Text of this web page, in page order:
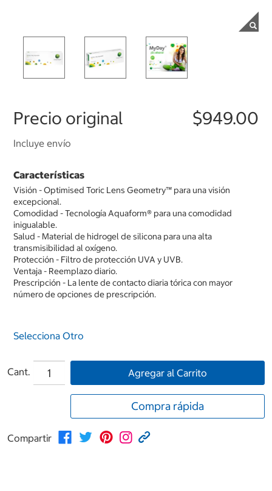
Precio original $949.00
Incluye envío
Características
Visión - Optimised Toric Lens Geometry™ para una visión
excepcional.
Comodidad - Tecnología Aquaform® para una comodidad
inigualable.
Salud - Material de hidrogel de silicona para una alta
transmisibilidad al oxígeno.
Protección - Filtro de protección UVA y UVB.
Ventaja - Reemplazo diario.
Prescripción - La lente de contacto diaria tórica con mayor
número de opciones de prescripción.
Selecciona Otro
Cant. Agregar al Carrito
Compra rápida
Compartir